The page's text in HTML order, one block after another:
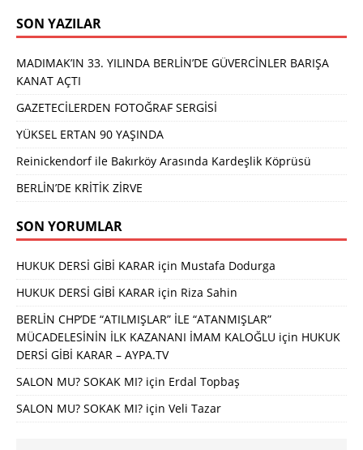
SON YAZILAR
MADIMAK’IN 33. YILINDA BERLİN’DE GÜVERCİNLER BARIŞA
KANAT AÇTI
GAZETECİLERDEN FOTOĞRAF SERGİSİ
YÜKSEL ERTAN 90 YAŞINDA
Reinickendorf ile Bakırköy Arasında Kardeşlik Köprüsü
BERLİN’DE KRİTİK ZİRVE
SON YORUMLAR
HUKUK DERSİ GİBİ KARAR için Mustafa Dodurga
HUKUK DERSİ GİBİ KARAR için Riza Sahin
BERLİN CHP’DE “ATILMIŞLAR” İLE “ATANMIŞLAR”
MÜCADELESİNİN İLK KAZANANI İMAM KALOĞLU için HUKUK
DERSİ GİBİ KARAR – AYPA.TV
SALON MU? SOKAK MI? için Erdal Topbaş
SALON MU? SOKAK MI? için Veli Tazar